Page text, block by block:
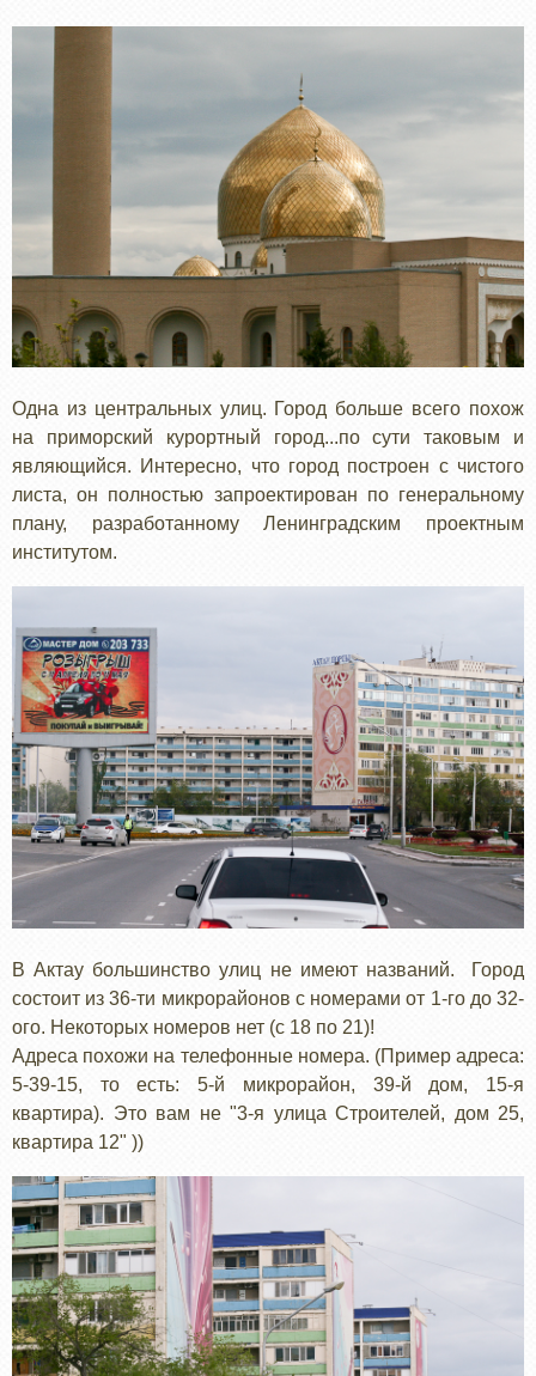
Одна из центральных улиц. Город больше всего похож
на приморский курортный город...по сути таковым и
являющийся. Интересно, что город построен с чистого
листа, он полностью запроектирован по генеральному
плану, разработанному Ленинградским проектным
институтом.
В Актау большинство улиц не имеют названий. Город
состоит из 36-ти микрорайонов с номерами от 1-го до 32-
ого. Некоторых номеров нет (с 18 по 21)!
Адреса похожи на телефонные номера. (Пример адреса:
5-39-15, то есть: 5-й микрорайон, 39-й дом, 15-я
квартира). Это вам не "3-я улица Строителей, дом 25,
квартира 12" ))